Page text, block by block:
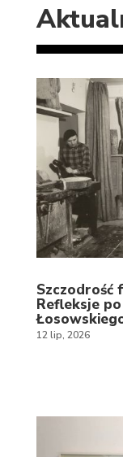
Szczodrość
Refleksje
12 lip, 2026